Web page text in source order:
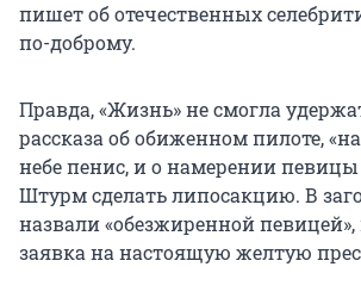
пишет об отечественных
по-доброму.
Правда, «Жизнь» не смогла
рассказа об обиженном пилоте,
небе пенис, и о намерении
Штурм сделать липосакцию. В
назвали «обезжиренной певицей»,
заявка на настоящую желтую